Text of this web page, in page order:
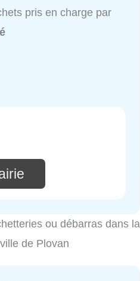
pris en charge par
ou débarras dans la
de Plovan